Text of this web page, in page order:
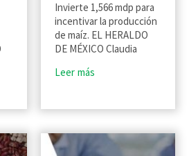
Invierte 1,566 mdp para
incentivar la producción
de maíz. EL HERALDO
DE MÉXICO Claudia
Leer más